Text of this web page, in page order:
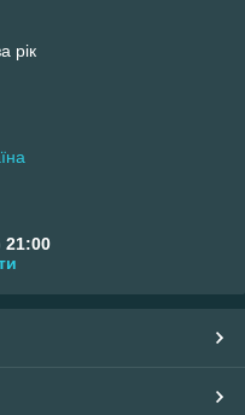
рік
21:00